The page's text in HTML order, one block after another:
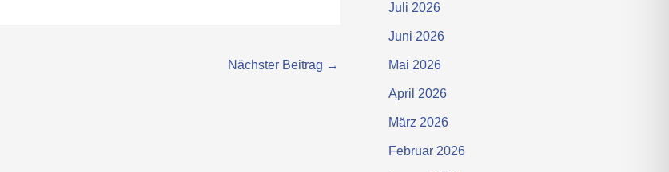
Nächster Beitrag →
Juli 2026
Juni 2026
Mai 2026
April 2026
März 2026
Februar 2026